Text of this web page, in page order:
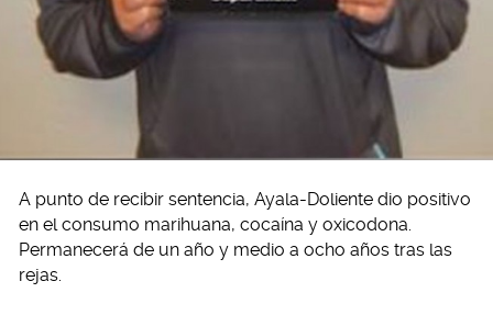
A punto de recibir sentencia, Ayala-Doliente dio positivo
en el consumo marihuana, cocaína y oxicodona.
Permanecerá de un año y medio a ocho años tras las
rejas.